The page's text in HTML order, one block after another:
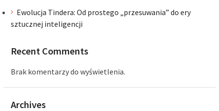
Ewolucja Tindera: Od prostego „przesuwania” do ery
sztucznej inteligencji
Recent Comments
Brak komentarzy do wyświetlenia.
Archives